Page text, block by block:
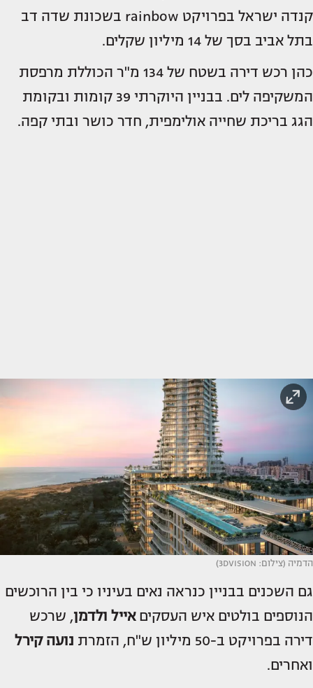
קנדה ישראל בפרויקט rainbow בשכונת שדה דב
בתל אביב בסך של 14 מיליון שקלים.
כהן רכש דירה בשטח של 134 מ"ר הכוללת מרפסת
המשקיפה לים. בבניין היוקרתי 39 קומות ובקומת
הגג בריכת שחייה אולימפית, חדר כושר ובתי קפה.
הדמיה (צילום: 3DVISION)
גם השכנים בבניין כנראה נאים בעיניו כי בין הרוכשים
הנוספים בולטים איש העסקיםאייל ולדמן, שרכש
דירה בפרויקט ב-50 מיליון ש"ח, הזמרת
נועה קירל
ואחרים.